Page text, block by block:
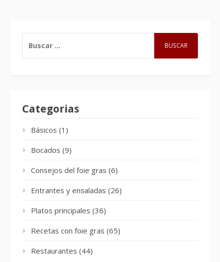
Categorias
Básicos (1)
Bocados (9)
Consejos del foie gras (6)
Entrantes y ensaladas (26)
Platos principales (36)
Recetas con foie gras (65)
Restaurantes (44)